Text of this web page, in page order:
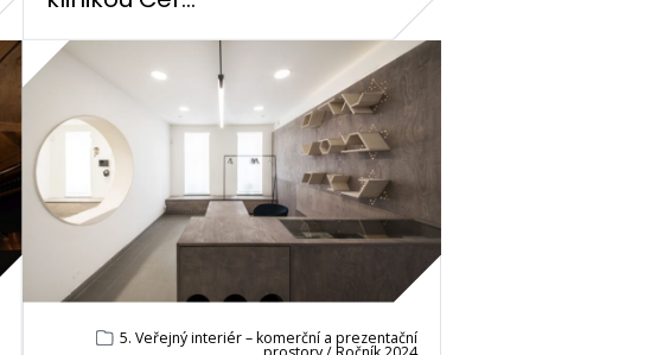
5. Veřejný interiér – komerční a prezentační